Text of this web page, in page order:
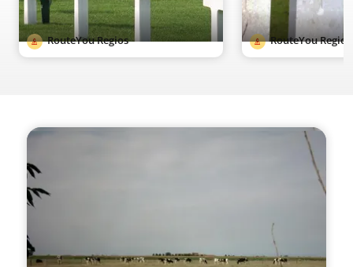
RouteYou Regios RouteYou Regios